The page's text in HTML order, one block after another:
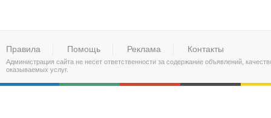
Правила Помощь Реклама Контакты
Администрация сайта не несет ответственности за содержание объявлений,
оказываемых услуг.